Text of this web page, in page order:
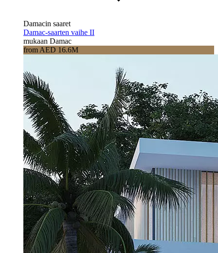
Damacin saaret
Damac-saarten vaihe II
mukaan Damac
from AED 16.6M